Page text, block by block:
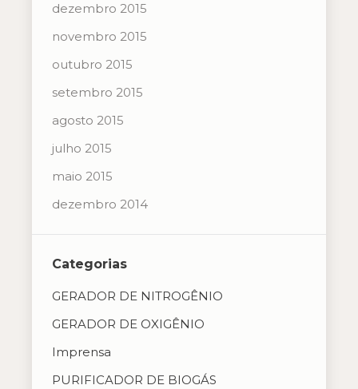
dezembro 2015
novembro 2015
outubro 2015
setembro 2015
agosto 2015
julho 2015
maio 2015
dezembro 2014
Categorias
GERADOR DE NITROGÊNIO
GERADOR DE OXIGÊNIO
Imprensa
PURIFICADOR DE BIOGÁS